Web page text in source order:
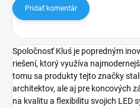
Pridať komentár
Spoločnosť Kluś je popredným
riešení, ktorý využíva
tomu sa produkty tejto značky
architektov, ale aj pre koncových
na kvalitu a flexibilitu svojich LED